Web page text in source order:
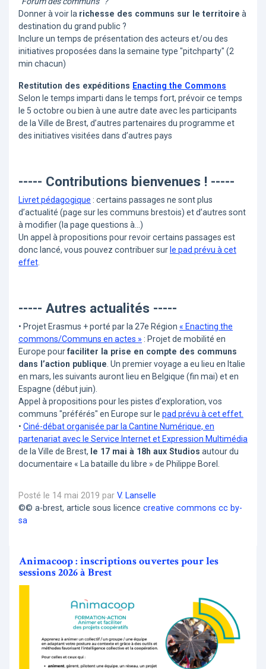
Donner à voir la richesse des communs sur le territoire à
destination du grand public ?
Inclure un temps de présentation des acteurs et/ou des
initiatives proposées dans la semaine type "pitchparty" (2
min chacun)
Restitution des expéditions Enacting the Commons
Selon le temps imparti dans le temps fort, prévoir ce temps
le 5 octobre ou bien à une autre date avec les participants
de la Ville de Brest, d’autres partenaires du programme et
des initiatives visitées dans d’autres pays
----- Contributions bienvenues ! -----
Livret pédagogique : certains passages ne sont plus
d’actualité (page sur les communs brestois) et d’autres sont
à modifier (la page questions à...)
Un appel à propositions pour revoir certains passages est
donc lancé, vous pouvez contribuer sur le pad prévu à cet
effet
----- Autres actualités -----
• Projet Erasmus + porté par la 27e Région « Enacting the
commons/Communs en actes » : Projet de mobilité en
Europe pourfaciliter la prise en compte des communs
dans l’action publique . Un premier voyage a eu lieu en Italie
en mars, les suivants auront lieu en Belgique (fin mai) et en
Espagne (début juin).
Appel à propositions pour les pistes d’exploration, vos
communs "préférés" en Europe sur le pad prévu à cet effet.
• Ciné-débat organisée par la Cantine Numérique, en
partenariat avec le Service Internet et Expression Multimédia
de la Ville de Brest, le 17 mai à 18h aux Studios autour du
documentaire « La bataille du libre » de Philippe Borel.
Posté le 14 mai 2019 par V. Lanselle
©© a-brest, article sous licence creative commons cc by-
sa
Animacoop : inscriptions ouvertes pour les
sessions 2026 à Brest